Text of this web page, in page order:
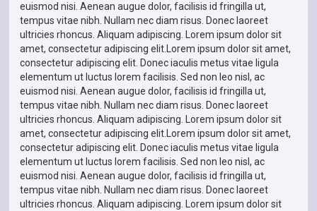
euismod nisi. Aenean augue dolor, facilisis id fringilla ut,
tempus vitae nibh. Nullam nec diam risus. Donec laoreet
ultricies rhoncus. Aliquam adipiscing. Lorem ipsum dolor sit
amet, consectetur adipiscing elit.Lorem ipsum dolor sit amet,
consectetur adipiscing elit. Donec iaculis metus vitae ligula
elementum ut luctus lorem facilisis. Sed non leo nisl, ac
euismod nisi. Aenean augue dolor, facilisis id fringilla ut,
tempus vitae nibh. Nullam nec diam risus. Donec laoreet
ultricies rhoncus. Aliquam adipiscing. Lorem ipsum dolor sit
amet, consectetur adipiscing elit.Lorem ipsum dolor sit amet,
consectetur adipiscing elit. Donec iaculis metus vitae ligula
elementum ut luctus lorem facilisis. Sed non leo nisl, ac
euismod nisi. Aenean augue dolor, facilisis id fringilla ut,
tempus vitae nibh. Nullam nec diam risus. Donec laoreet
ultricies rhoncus. Aliquam adipiscing. Lorem ipsum dolor sit